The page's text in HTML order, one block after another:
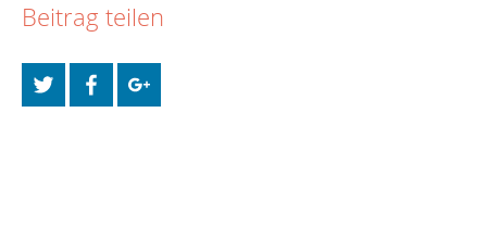
Beitrag teilen